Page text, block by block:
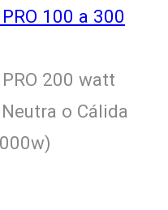
100 a 300
200 watt
o Cálida